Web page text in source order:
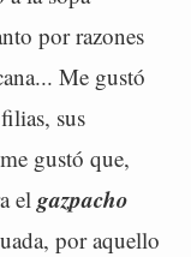
por razones
Me gustó
sus
gustó que,
el gazpacho
por aquello